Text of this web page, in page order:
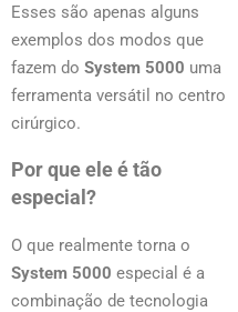
Esses são apenas alguns
exemplos dos modos que
fazem do System 5000 uma
ferramenta versátil no centro
cirúrgico.
Por que ele é tão
especial?
O que realmente torna o
System 5000 especial é a
combinação de tecnologia